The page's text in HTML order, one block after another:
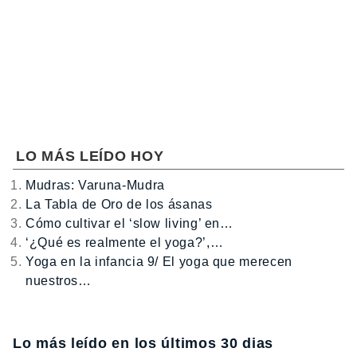
LO MÁS LEÍDO HOY
Mudras: Varuna-Mudra
La Tabla de Oro de los ásanas
Cómo cultivar el ‘slow living’ en…
‘¿Qué es realmente el yoga?’,…
Yoga en la infancia 9/ El yoga que merecen
nuestros…
Lo más leído en los últimos 30 dias